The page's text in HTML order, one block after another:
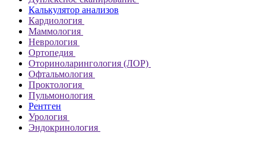
Калькулятор анализов
Кардиология
Маммология
Неврология
Ортопедия
Оториноларингология (ЛОР)
Офтальмология
Проктология
Пульмонология
Рентген
Урология
Эндокринология